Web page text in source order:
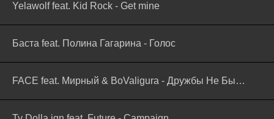
Yelawolf feat. Kid Rock - Get mine
Баста feat. Полина Гагарина - Голос
FACE feat. Мирный & BoValigura - Дружбы Не Бывает